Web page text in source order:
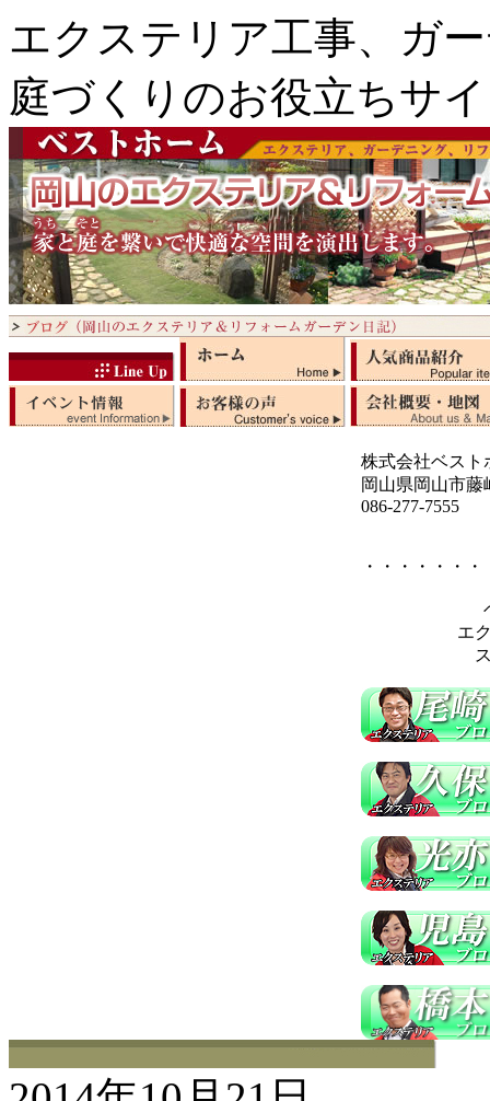
エクステリア工事、ガ
庭づくりのお役立ちサ
株式会社ベスト
岡山県岡山市藤
086-277-7555
・・・・・・
エ